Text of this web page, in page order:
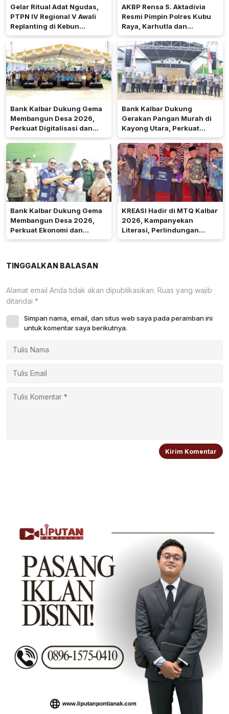
Gelar Ritual Adat Ngudas,
PTPN IV Regional V Awali
Replanting di Kebun
Kembayan
AKBP Rensa S. Aktadivia
Resmi Pimpin Polres Kubu
Raya, Karhutla dan
Pelayanan Publik Jadi
Prioritas
Bank Kalbar Dukung Gema
Membangun Desa 2026,
Perkuat Digitalisasi dan
Ekonomi Desa Teluk Batang
Bank Kalbar Dukung
Gerakan Pangan Murah di
Kayong Utara, Perkuat
Akses Keuangan
Masyarakat
Bank Kalbar Dukung Gema
Membangun Desa 2026,
Perkuat Ekonomi dan
Kemandirian Desa di Kalbar
KREASI Hadir di MTQ Kalbar
2026, Kampanyekan
Literasi, Perlindungan
Anak, dan Wajib Belajar 13
TINGGALKAN BALASAN
Alamat email Anda tidak akan dipublikasikan. Ruas yang wajib
ditandai *
Simpan nama, email, dan situs web saya pada peramban ini
untuk komentar saya berikutnya.